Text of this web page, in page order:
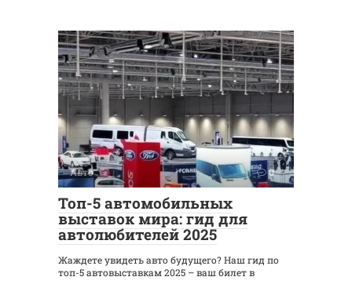
Авто 0
Топ-5 автомобильных
выставок мира: гид для
автолюбителей 2025
Жаждете увидеть авто будущего? Наш гид по
топ-5 автовыставкам 2025 – ваш билет в